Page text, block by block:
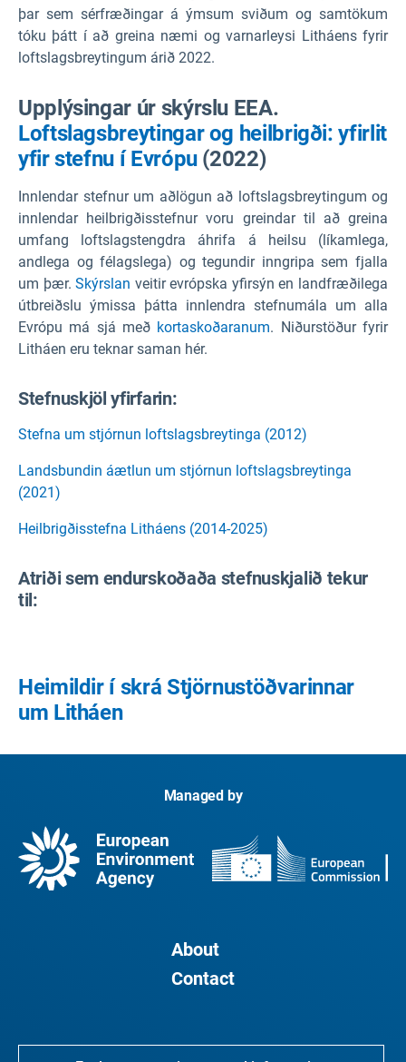
þar sem sérfræðingar á ýmsum sviðum og samtökum
tóku þátt í að greina næmi og varnarleysi Litháens fyrir
loftslagsbreytingum árið 2022.
Upplýsingar úr skýrslu EEA.
Loftslagsbreytingar og heilbrigði: yfirlit
yfir stefnu í Evrópu(2022)
Innlendar stefnur um aðlögun að loftslagsbreytingum og
innlendar heilbrigðisstefnur voru greindar til að greina
umfang loftslagstengdra áhrifa á heilsu (líkamlega,
andlega og félagslega) og tegundir inngripa sem fjalla
um þær.Skýrslan veitir evrópska yfirsýn en landfræðilega
útbreiðslu ýmissa þátta innlendra stefnumála um alla
Evrópu má sjá með kortaskoðaranum. Niðurstöður fyrir
Litháen eru teknar saman hér.
Stefnuskjöl yfirfarin:
Stefna um stjórnun loftslagsbreytinga (2012)
Landsbundin áætlun um stjórnun loftslagsbreytinga
(2021)
Heilbrigðisstefna Litháens (2014-2025)
Atriði sem endurskoðaða stefnuskjalið tekur
til:
Heimildir í skrá Stjörnustöðvarinnar
um Litháen
Managed by
About
Contact